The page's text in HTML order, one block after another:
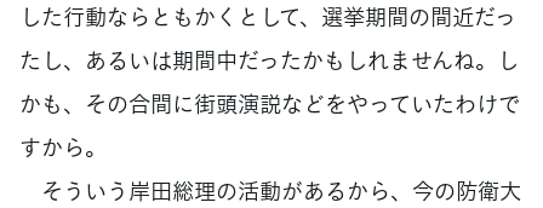
した行動ならともかくとして、選挙期間の間近だっ
たし、あるいは期間中だったかもしれませんね。し
かも、その合間に街頭演説などをやっていたわけで
すから。
そういう岸田総理の活動があるから、今の防衛大